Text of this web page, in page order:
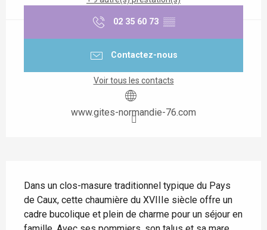
02 35 60 73 ▒▒
Contactez-nous
Voir tous les contacts
www.gites-normandie-76.com
Dans un clos-masure traditionnel typique du Pays
de Caux, cette chaumière du XVIIIe siècle offre un
cadre bucolique et plein de charme pour un séjour en